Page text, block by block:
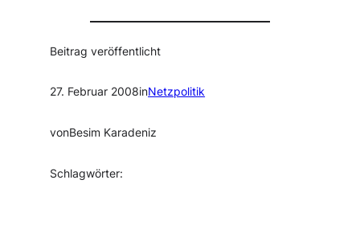
Beitrag veröffentlicht
27. Februar 2008inNetzpolitik
vonBesim Karadeniz
Schlagwörter: